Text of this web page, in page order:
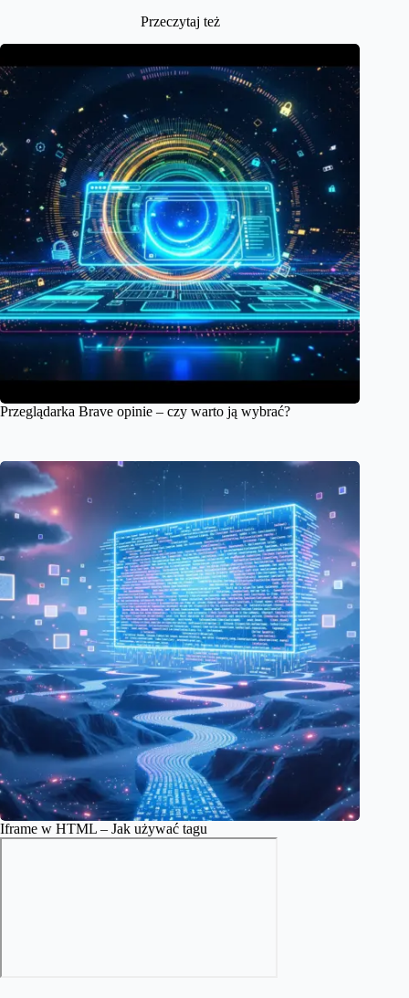
Przeczytaj też
Przeglądarka Brave opinie – czy warto ją wybrać?
Iframe w HTML – Jak używać tagu